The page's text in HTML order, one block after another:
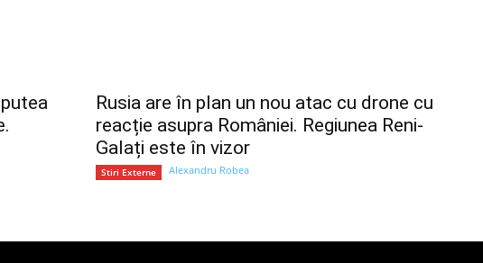
Rusia are în plan un nou atac cu drone cu
reacție asupra României. Regiunea Reni-
Galați este în vizor
Stiri Externe Alexandru Robea